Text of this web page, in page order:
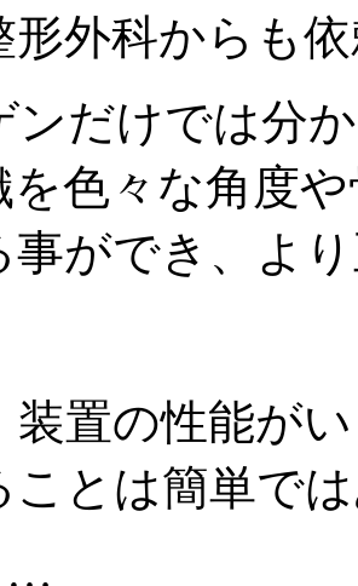
形外科からも
ンだけでは分
を色々な角度
事ができ、よ
装置の性能が
ことは簡単で
…